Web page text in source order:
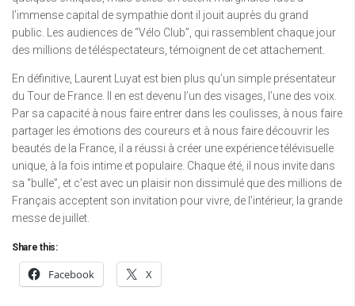
l’immense capital de sympathie dont il jouit auprès du grand
public. Les audiences de “Vélo Club”, qui rassemblent chaque jour
des millions de téléspectateurs, témoignent de cet attachement.
En définitive, Laurent Luyat est bien plus qu’un simple présentateur
du Tour de France. Il en est devenu l’un des visages, l’une des voix.
Par sa capacité à nous faire entrer dans les coulisses, à nous faire
partager les émotions des coureurs et à nous faire découvrir les
beautés de la France, il a réussi à créer une expérience télévisuelle
unique, à la fois intime et populaire. Chaque été, il nous invite dans
sa “bulle”, et c’est avec un plaisir non dissimulé que des millions de
Français acceptent son invitation pour vivre, de l’intérieur, la grande
messe de juillet.
Share this:
Facebook X